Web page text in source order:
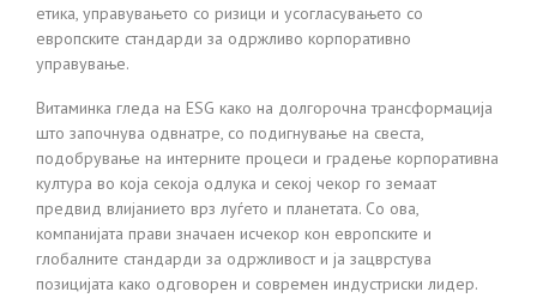
етика, управувањето со ризици и усогласувањето со
европските стандарди за одржливо корпоративно
управување.
Витаминка гледа на ESG како на долгорочна трансформација
што започнува одвнатре, со подигнување на свеста,
подобрување на интерните процеси и градење корпоративна
култура во која секоја одлука и секој чекор го земаат
предвид влијанието врз луѓето и планетата. Со ова,
компанијата прави значаен исчекор кон европските и
глобалните стандарди за одржливост и ја зацврстува
позицијата како одговорен и современ индустриски лидер.